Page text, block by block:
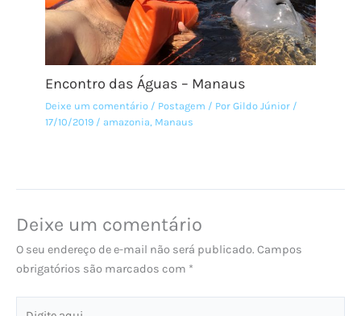
Encontro das Águas – Manaus
Deixe um comentário / Postagem / PorGildo Júnior /
17/10/2019 /amazonia, Manaus
Deixe um comentário
O seu endereço de e-mail não será publicado. Campos
obrigatórios são marcados com *